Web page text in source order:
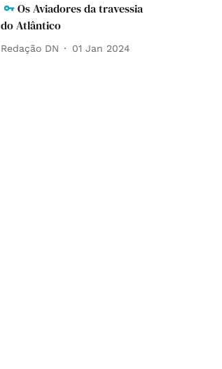
Os Aviadores da travessia
do Atlântico
Redação DN 01 Jan 2024